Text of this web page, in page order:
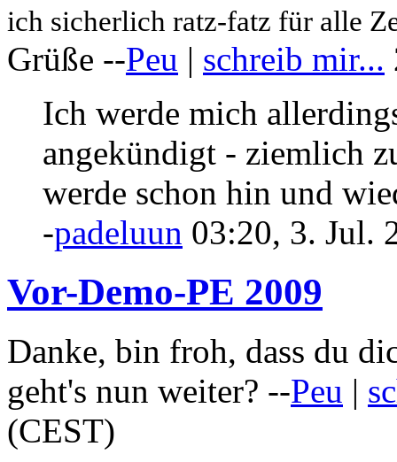
ich sicherlich ratz-fatz für alle
Grüße --Peu | schreib mir...
Ich werde mich
angekündigt - ziemlich
werde schon hin und
-padeluun 03:20, 3. Jul.
Vor-Demo-PE 2009
Danke, bin froh, dass du
geht's nun weiter? --Peu |
(CEST)